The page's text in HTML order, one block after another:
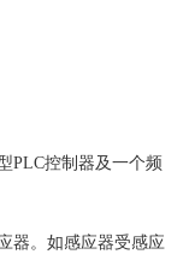
PLC控制器及一个频
器。如感应器受感应